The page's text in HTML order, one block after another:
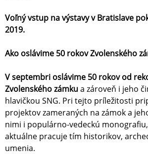
Voľný vstup na výstavy v Bratislave
2019.
Ako oslávime 50 rokov Zvolenského
V septembri oslávime 50 rokov od
Zvolenského zámkua zároveň i jeho
hlavičkou SNG. Pri tejto príležitosti
projektov zameraných na zámok a
nimi i populárno-vedeckú
aktuálne pracuje tím historikov,
umenia.